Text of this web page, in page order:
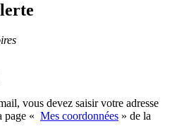
vous devez saisir votre adresse
page « Mes coordonnées » de la